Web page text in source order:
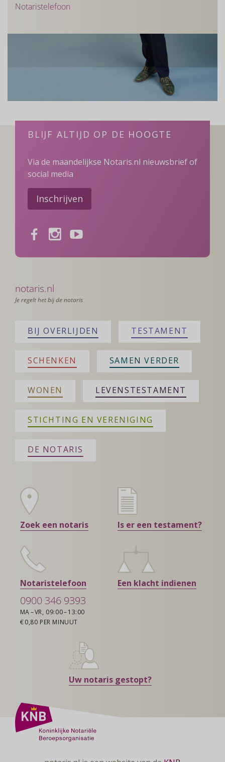
Notaristelefoon
BLIJF ALTIJD OP DE HOOGTE
Via de maandelijkse Notaris.nl nieuwsbrief of
social media
Inschrijven
FacebookInstagramYoutube
notaris.nl
Je regelt het bij de notaris
BIJ OVERLIJDEN TESTAMENT
SCHENKEN SAMEN VERDER
WONEN LEVENSTESTAMENT
STICHTING EN VERENIGING
DE NOTARIS
Zoek een notaris Is er een testament?
Notaristelefoon
0900 346 9393
MA – VR, 09:00 – 13:00
€ 0,80 PER MINUUT
Een klacht indienen
Uw notaris gestopt?